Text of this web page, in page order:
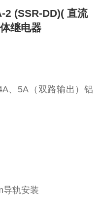
2 (SSR-DD)( 直流
继电器
、5A（双路输出）铝
导轨安装